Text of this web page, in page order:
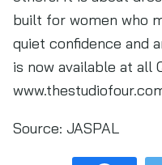
built for women who
quiet confidence and
is now available at all
Source: JASPAL